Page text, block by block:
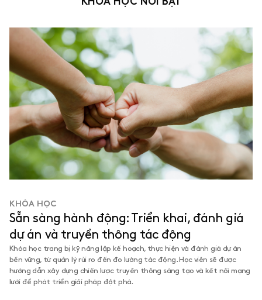
01 Nguyễn Huy Tưởng, Thanh Xuân, Hà Nội
KHÓA HỌC NỔI BẬT
Sẵn sàng hành động: Triển khai, đánh giá
dự án và truyền thông tác động
KHÓA HỌC
Khóa học trang bị kỹ năng lập kế hoạch, thực hiện và đánh giá dự án
bền vững, từ quản lý rủi ro đến đo lường tác động. Học viên sẽ được
hướng dẫn xây dựng chiến lược truyền thông sáng tạo và kết nối mạng
lưới để phát triển giải pháp đột phá.